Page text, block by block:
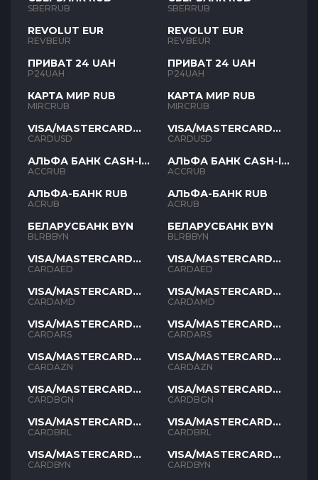
SBERRUB
REVOLUT EUR
REVBEUR
ПРИВАТ 24 UAH
P24UAH
КАРТА МИР RUB
MIRCRUB
VISA/MASTERCARD
USD
CARDUSD
АЛЬФА БАНК CASH-IN
RUB
ACCRUB
АЛЬФА-БАНК RUB
ACRUB
БЕЛАРУСБАНК BYN
BLRBBYN
VISA/MASTERCARD
AED
CARDAED
VISA/MASTERCARD
AMD
CARDAMD
VISA/MASTERCARD
ARS
CARDARS
VISA/MASTERCARD
AZN
CARDAZN
VISA/MASTERCARD
BGN
CARDBGN
VISA/MASTERCARD
BRL
CARDBRL
VISA/MASTERCARD
BYN
CARDBYN
SBERRUB
REVOLUT EUR
REVBEUR
ПРИВАТ 24 UAH
P24UAH
КАРТА МИР RUB
MIRCRUB
VISA/MASTERCARD
USD
CARDUSD
АЛЬФА БАНК CASH-IN
RUB
ACCRUB
АЛЬФА-БАНК RUB
ACRUB
БЕЛАРУСБАНК BYN
BLRBBYN
VISA/MASTERCARD
AED
CARDAED
VISA/MASTERCARD
AMD
CARDAMD
VISA/MASTERCARD
ARS
CARDARS
VISA/MASTERCARD
AZN
CARDAZN
VISA/MASTERCARD
BGN
CARDBGN
VISA/MASTERCARD
BRL
CARDBRL
VISA/MASTERCARD
BYN
CARDBYN